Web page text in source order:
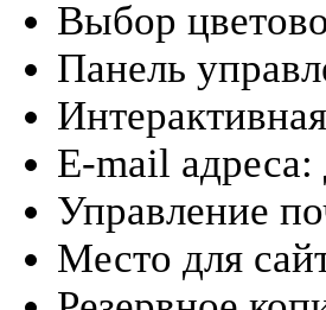
Выбор
Панель
E-mail
Управление
Место для